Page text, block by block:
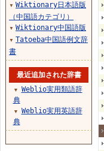
▼ Wiktionary日本語版
（中国語カテゴリ）
▼ Wiktionary中国語版
▼ Tatoeba中国語例文辞
書
最近追加された辞書
▼
Weblio実用類語辞
典
▼
Weblio実用英語辞
典